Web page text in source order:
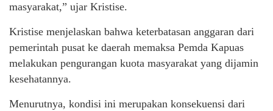
masyarakat,” ujar Kristise.
Kristise menjelaskan bahwa keterbatasan anggaran dari
pemerintah pusat ke daerah memaksa Pemda Kapuas
melakukan pengurangan kuota masyarakat yang dijamin
kesehatannya.
Menurutnya, kondisi ini merupakan konsekuensi dari